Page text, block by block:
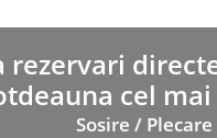
rezervari
cel
Sosire / Plecare